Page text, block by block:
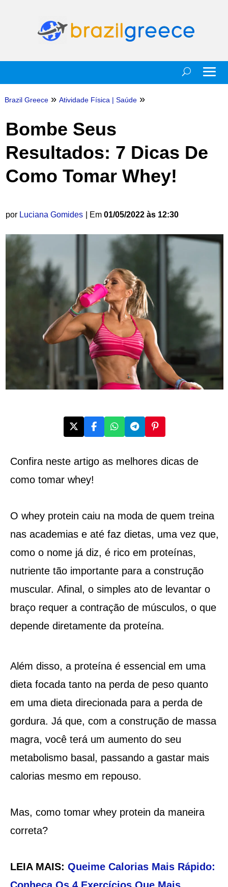
Brazil Greece » Atividade Física | Saúde »
Bombe Seus
Resultados: 7 Dicas De
Como Tomar Whey!
por Luciana Gomides | Em 01/05/2022 às 12:30
Confira neste artigo as melhores dicas de
como tomar whey!
O whey protein caiu na moda de quem treina
nas academias e até faz dietas, uma vez que,
como o nome já diz, é rico em proteínas,
nutriente tão importante para a construção
muscular. Afinal, o simples ato de levantar o
braço requer a contração de músculos, o que
depende diretamente da proteína.
Além disso, a proteína é essencial em uma
dieta focada tanto na perda de peso quanto
em uma dieta direcionada para a perda de
gordura. Já que, com a construção de massa
magra, você terá um aumento do seu
metabolismo basal, passando a gastar mais
calorias mesmo em repouso.
Mas, como tomar whey protein da maneira
correta?
LEIA MAIS: Queime Calorias Mais Rápido: